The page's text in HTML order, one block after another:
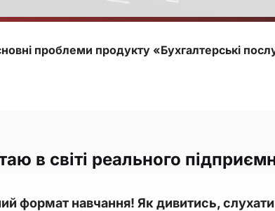
проблеми продукту «Бухгалтерські
в світі реального
формат навчання! Як дивитись, слухати